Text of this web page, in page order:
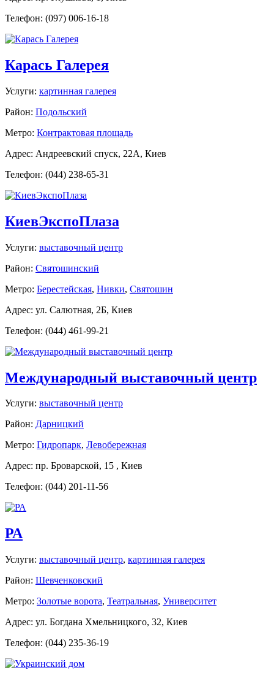
Телефон: (097) 006-16-18
Карась Галерея
Услуги: картинная галерея
Район: Подольский
Метро: Контрактовая площадь
Адрес: Андреевский спуск, 22А, Киев
Телефон: (044) 238-65-31
КиевЭкспоПлаза
Услуги: выставочный центр
Район: Святошинский
Метро: Берестейская, Нивки, Святошин
Адрес: ул. Салютная, 2Б, Киев
Телефон: (044) 461-99-21
Международный выставочный центр
Услуги: выставочный центр
Район: Дарницкий
Метро: Гидропарк, Левобережная
Адрес: пр. Броварской, 15 , Киев
Телефон: (044) 201-11-56
РА
Услуги: выставочный центр, картинная галерея
Район: Шевченковский
Метро: Золотые ворота, Театральная, Университет
Адрес: ул. Богдана Хмельницкого, 32, Киев
Телефон: (044) 235-36-19